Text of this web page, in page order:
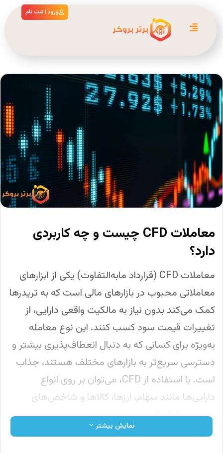
ورود | ثبت نام
معاملات CFD چیست و چه کاربردی
دارد؟
معاملات CFD (قرارداد مابه‌التفاوت) یکی از ابزارهای
معاملاتی محبوب در بازارهای مالی است که به تریدرها
کمک می‌کند بدون نیاز به مالکیت واقعی دارایی، از
تغییرات قیمت سود کسب کنند. این نوع معامله
به‌ویژه برای کسانی که به دنبال انعطاف‌پذیری بیشتر و
دسترسی سریع‌تر به بازارهای مختلف هستند، جذاب
است. با استفاده از CFD، می‌توان بر روی انواع
دارایی‌ها مانند سهام، ارزها، کالاها و شاخص‌های
بورس معامله کرد.
نمایش بیشتر